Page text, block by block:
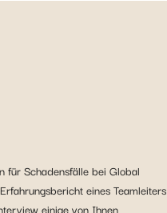
für Schadensfälle bei Global
eines Teamleiters
einige von Ihnen